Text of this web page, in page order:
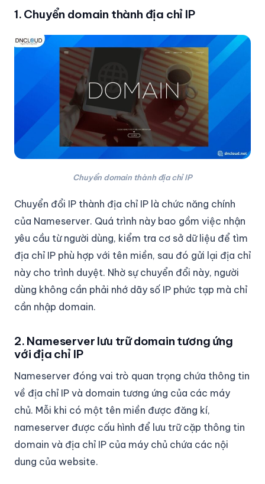
1. Chuyển domain thành địa chỉ IP
Chuyển domain thành địa chỉ IP
Chuyển đổi IP thành địa chỉ IP là chức năng chính
của Nameserver. Quá trình này bao gồm việc nhận
yêu cầu từ người dùng, kiểm tra cơ sở dữ liệu để tìm
địa chỉ IP phù hợp với tên miền, sau đó gửi lại địa chỉ
này cho trình duyệt. Nhờ sự chuyển đổi này, người
dùng không cần phải nhớ dãy số IP phức tạp mà chỉ
cần nhập domain.
2. Nameserver lưu trữ domain tương ứng
với địa chỉ IP
Nameserver đóng vai trò quan trọng chứa thông tin
về địa chỉ IP và domain tương ứng của các máy
chủ. Mỗi khi có một tên miền được đăng kí,
nameserver được cấu hình để lưu trữ cặp thông tin
domain và địa chỉ IP của máy chủ chứa các nội
dung của website.